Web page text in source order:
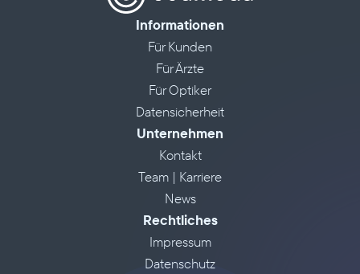
Informationen
Für Kunden
Für Ärzte
Für Optiker
Datensicherheit
Unternehmen
Kontakt
Team | Karriere
News
Rechtliches
Impressum
Datenschutz